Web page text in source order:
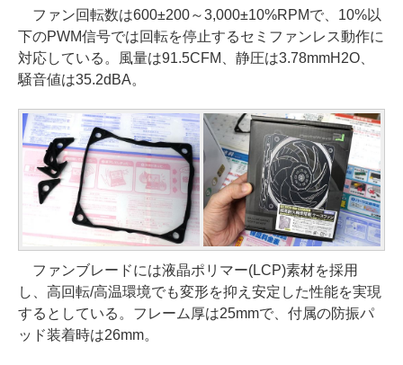
ファン回転数は600±200～3,000±10%RPMで、10%以
下のPWM信号では回転を停止するセミファンレス動作に
対応している。風量は91.5CFM、静圧は3.78mmH2O、
騒音値は35.2dBA。
ファンブレードには液晶ポリマー(LCP)素材を採用
し、高回転/高温環境でも変形を抑え安定した性能を実現
するとしている。フレーム厚は25mmで、付属の防振パ
ッド装着時は26mm。